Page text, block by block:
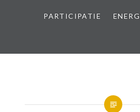
PARTICIPATIE